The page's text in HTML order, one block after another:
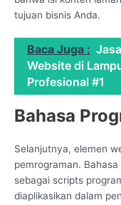
tujuan bisnis Anda.
Baca Juga :
Website di
Profesional #1
Bahasa
Selanjutnya, elemen
pemrograman.
sebagai scripts
diaplikasikan dalam